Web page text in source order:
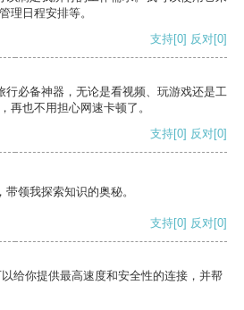
理日程安排等。
支持[0] 反对[0]
行必备神器，无论是看视频、玩游戏还是工
再也不用担心网速卡顿了。
支持[0] 反对[0]
领我探索知识的奥秘。
支持[0] 反对[0]
给你提供最高速度和安全性的连接，并帮